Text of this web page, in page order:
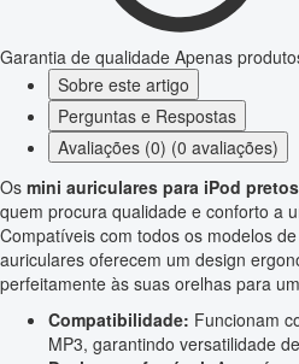
Garantia de qualidade Apenas
Sobre este artigo
Perguntas e Respostas
Avaliações (0) (0 avaliações)
Os mini auriculares para iPod pretos
quem procura qualidade e conforto a
Compatíveis com todos os modelos
auriculares oferecem um design
perfeitamente às suas orelhas para
Compatibilidade: Funcionam
MP3, garantindo versatilidade